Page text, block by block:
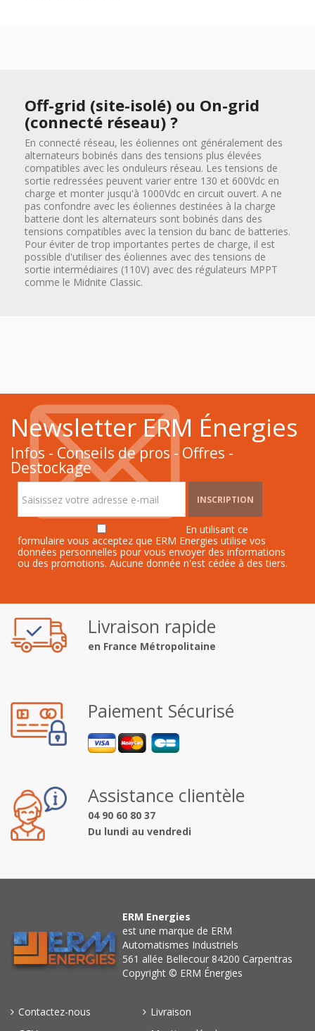
Off-grid (site-isolé) ou On-grid
(connecté réseau) ?
En connecté réseau, les éoliennes ont généralement des
alternateurs bobinés dans des tensions plus élevées
compatibles avec les onduleurs réseau. Les tensions de
sortie redressées peuvent varier entre 130 et 600Vdc en
charge et monter jusqu'à 1000Vdc en circuit ouvert. A ne
pas confondre avec les éoliennes destinées à la charge
batterie dont les alternateurs sont bobinés dans des
tensions compatibles avec la tension du banc de batteries.
Pour éviter de trop importantes pertes de charge, il est
possible d'utiliser des éoliennes avec des tensions de
sortie intermédiaires (110V) avec des régulateurs MPPT
comme le Midnite Classic.
Newsletter ERM Énergies
Infos - Conseils de pros - Offres -
Destockage
INSCRIPTION
En utilisant ce
formulaire vous acceptez que ERM Energies utilise vos
données personnelles pour vous envoyer des informations
ou des promotions. Aucune donnée n'est cédée à des tiers.
Livraison rapide
en France Métropolitaine
Paiement Sécurisé
Assistance clientèle
04 90 60 80 37
Du lundi au vendredi
ERM Energies
est une marque de ERM
Automatismes Industriels
561 allée Bellecour 84200 Carpentras
Copyright © ERM Énergies
Contactez-nous
Livraison